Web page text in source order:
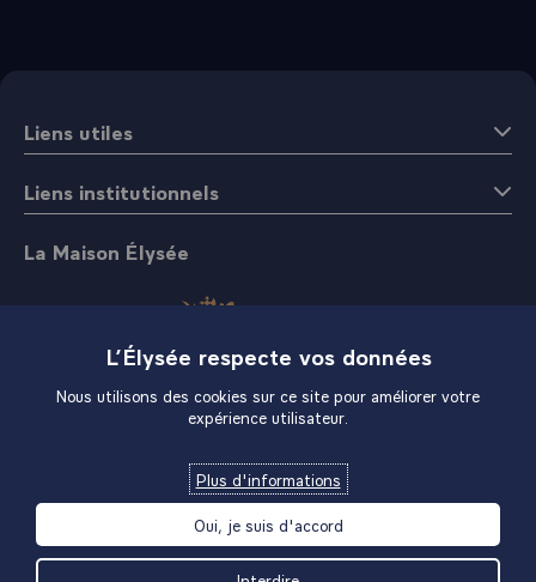
Liens utiles
Liens institutionnels
La Maison Élysée
L’Élysée respecte vos données
Nous utilisons des cookies sur ce site pour améliorer votre
expérience utilisateur.
Plus d'informations
Oui, je suis d'accord